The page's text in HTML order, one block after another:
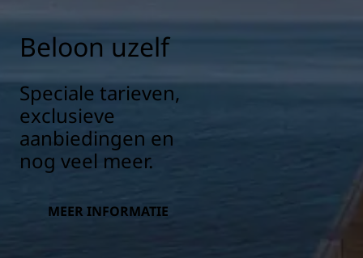
Beloon uzelf
Speciale tarieven,
exclusieve
aanbiedingen en
nog veel meer.
MEER INFORMATIE